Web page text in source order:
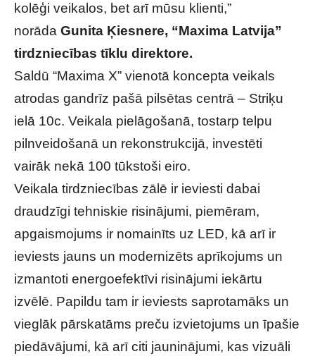
kolēģi veikalos, bet arī mūsu klienti,”
norāda Gunita Ķiesnere, “Maxima Latvija”
tirdzniecības tīklu direktore.
Saldū “Maxima X” vienotā koncepta veikals
atrodas gandrīz pašā pilsētas centrā – Striķu
ielā 10c. Veikala pielāgošanā, tostarp telpu
pilnveidošanā un rekonstrukcijā, investēti
vairāk nekā 100 tūkstoši eiro.
Veikala tirdzniecības zālē ir ieviesti dabai
draudzīgi tehniskie risinājumi, piemēram,
apgaismojums ir nomainīts uz LED, kā arī ir
ieviests jauns un modernizēts aprīkojums un
izmantoti energoefektīvi risinājumi iekārtu
izvēlē. Papildu tam ir ieviests saprotamāks un
vieglāk pārskatāms preču izvietojums un īpašie
piedāvājumi, kā arī citi jauninājumi, kas vizuāli